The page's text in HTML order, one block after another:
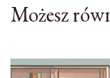
Możesz